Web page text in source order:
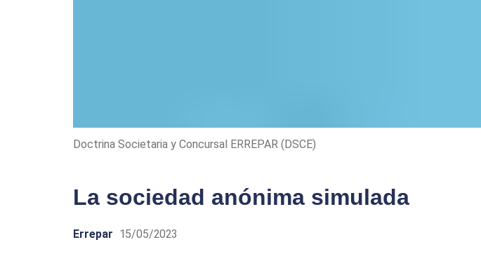
Doctrina Societaria y Concursal ERREPAR (DSCE)
La sociedad anónima simulada
Errepar 15/05/2023